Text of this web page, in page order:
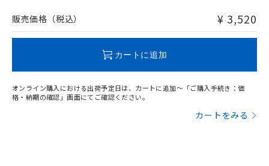
問い合わせください。
販売価格（税込） ¥ 3,520
カートに追加
オンライン購入における出荷予定日は、カートに追加～「ご購入手続き：価
格・納期の確認」画面にてご確認ください。
カートをみる